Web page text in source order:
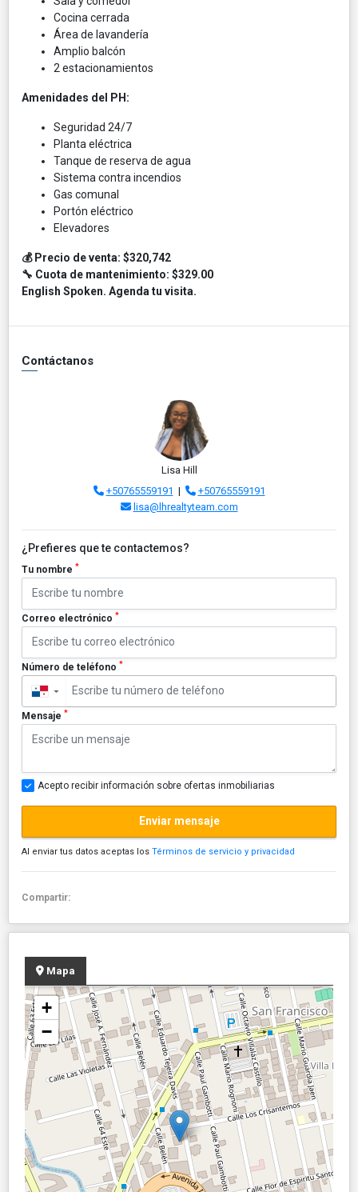
Cocina cerrada
Área de lavandería
Amplio balcón
2 estacionamientos
Amenidades del PH:
Seguridad 24/7
Planta eléctrica
Tanque de reserva de agua
Sistema contra incendios
Gas comunal
Portón eléctrico
Elevadores
💰 Precio de venta: $320,742
🔧 Cuota de mantenimiento: $329.00
English Spoken. Agenda tu visita.
Contáctanos
Lisa Hill
+50765559191 |
+50765559191
lisa@lhrealtyteam.com
¿Prefieres que te contactemos?
Tu nombre *
Correo electrónico *
Número de teléfono *
▼
Mensaje *
Acepto recibir información sobre ofertas inmobiliarias
Enviar mensaje
Al enviar tus datos aceptas los Términos de servicio y privacidad
Compartir:
Mapa
+
−